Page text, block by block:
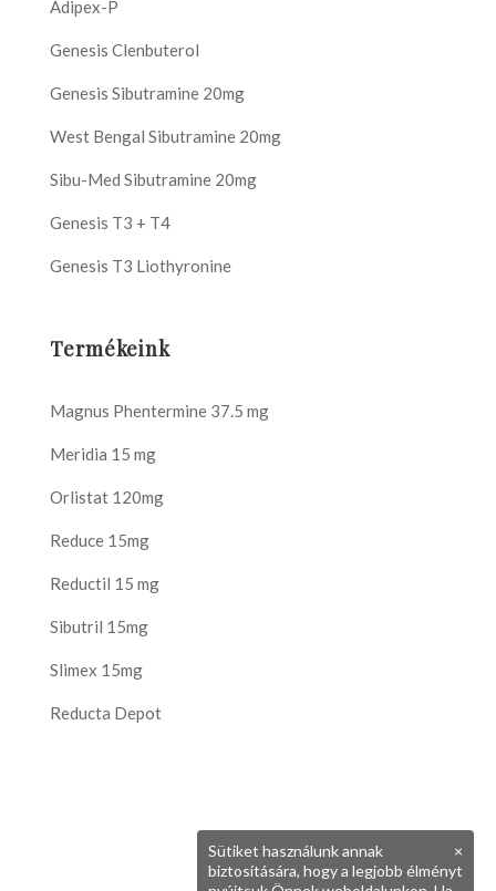
Adipex-P
Genesis Clenbuterol
Genesis Sibutramine 20mg
West Bengal Sibutramine 20mg
Sibu-Med Sibutramine 20mg
Genesis T3 + T4
Genesis T3 Liothyronine
Termékeink
Magnus Phentermine 37.5 mg
Meridia 15 mg
Orlistat 120mg
Reduce 15mg
Reductil 15 mg
Sibutril 15mg
Slimex 15mg
Reducta Depot
×
Sütiket használunk annak
biztosítására, hogy a legjobb élményt